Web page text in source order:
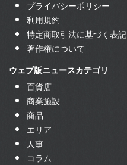
プライバシーポリシー
利用規約
特定商取引法に基づく表記
著作権について
ウェブ版ニュースカテゴリ
百貨店
商業施設
商品
エリア
人事
コラム